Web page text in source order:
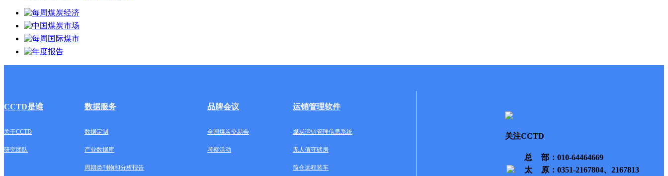
CCTD是谁 数据服务 品牌会议 运销管理软件
关于CCTD 数据定制 全国煤炭交易会 煤炭运销管理信息系统
研究团队 产业数据库 考察活动 无人值守磅房
周期类刊物和分析报告 筒仓远程装车
关注CCTD
总部 ：010-64464669
太原 ：0351-2167804、2167813